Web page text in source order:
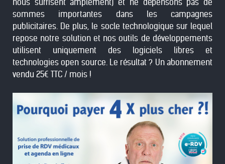
nous suffisent amplement) et ne dépensons pas de
sommes importantes dans les campagnes
publicitaires. De plus, le socle technologique sur lequel
repose notre solution et nos outils de développements
utilisent uniquement des logiciels libres et
technologies open source. Le résultat ? Un abonnement
vendu 25€ TTC / mois !